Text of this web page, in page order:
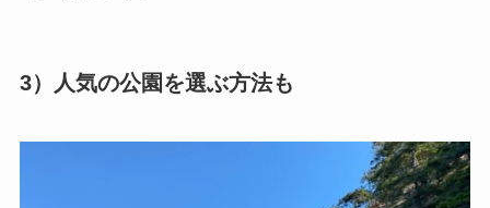
3）人気の公園を選ぶ方法も